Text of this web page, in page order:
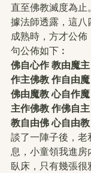
直至佛教滅度為止
據法師透露，這八
成熟時，方才公佈
句公佈如下︰
佛自心作 教由魔
作主佛教 作自由
佛由魔教 心自作
主作佛教 作佛自
教自由佛 心自由教
談了一陣子後，老
息，小童領我進房
臥床，只有幾張